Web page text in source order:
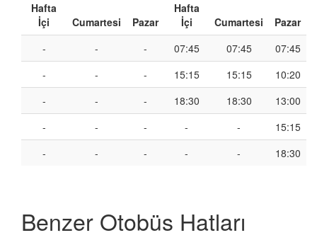
Hafta
İçi
Cumartesi Pazar
Hafta
İçi
Cumartesi
Pazar
-
- - 07:45 07:45
07:45
-
- - 15:15 15:15
10:20
-
- - 18:30 18:30
13:00
-
- - - -
15:15
-
- - - - 18:30
Benzer Otobüs Hatları